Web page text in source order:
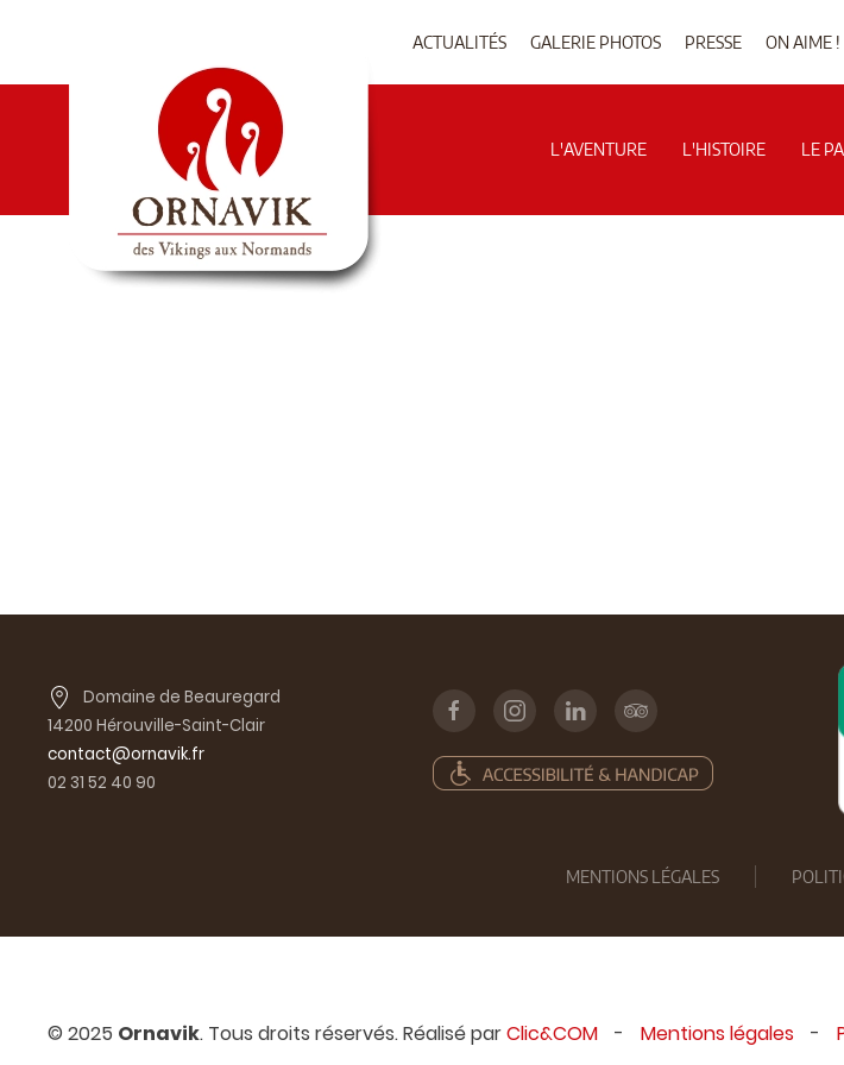
ACTUALITÉS GALERIE PHOTOS PRESSE ON AIME !
L'AVENTURE L'HISTOIRE LE
Domaine de Beauregard
14200 Hérouville-Saint-Clair
contact@ornavik.fr
02 31 52 40 90
MENTIONS LÉGALES
© 2025 Ornavik. Tous droits réservés. Réalisé parClic&COM - Mentions légales -